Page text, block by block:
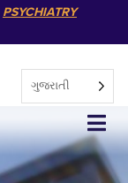
PSYCHIATRY
ગુજરાતી